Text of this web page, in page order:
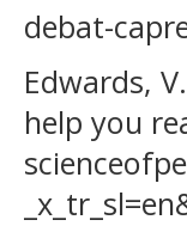
debat-
Edwards,
help you